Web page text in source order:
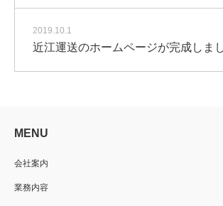
2019.10.1
近江運送のホームページが完成しまし
MENU
会社案内
業務内容